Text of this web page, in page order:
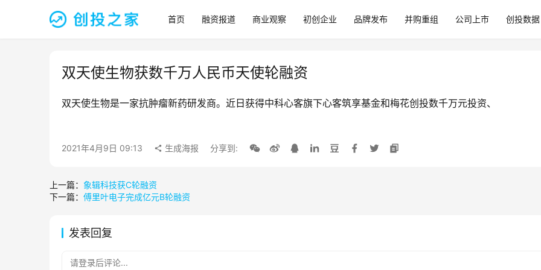
首页 融资报道 商业观察 初创企业 品牌发布 并购重组 公司上市 创投数据
双天使生物获数千万人民币天使轮融资
双天使生物是一家抗肿瘤新药研发商。近日获得中科心客旗下心客筑享基金和梅花创投数千万元投资、
2021年4月9日 09:13 生成海报 分享到:
上一篇： 象辑科技获C轮融资
下一篇： 傅里叶电子完成亿元B轮融资
发表回复
请登录后评论...